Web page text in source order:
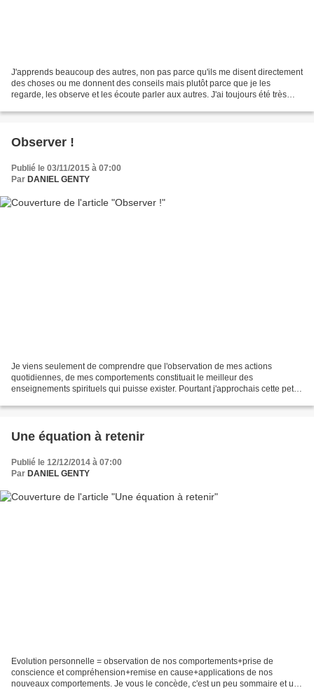
J'apprends beaucoup des autres, non pas parce qu'ils me disent directement
des choses ou me donnent des conseils mais plutôt parce que je les
regarde, les observe et les écoute parler aux autres. J'ai toujours été très
Observer !
Publié le 03/11/2015 à 07:00
Par DANIEL GENTY
Je viens seulement de comprendre que l'observation de mes actions
quotidiennes, de mes comportements constituait le meilleur des
enseignements spirituels qui puisse exister. Pourtant j'approchais cette petite
Une équation à retenir
Publié le 12/12/2014 à 07:00
Par DANIEL GENTY
Evolution personnelle = observation de nos comportements+prise de
conscience et compréhension+remise en cause+applications de nos
nouveaux comportements. Je vous le concède, c'est un peu sommaire et un